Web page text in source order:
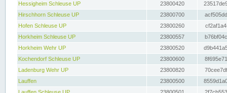
Hessigheim Schleuse UP
23800420
Hirschhorn Schleuse UP
23800700
Hofen Schleuse UP
23800260
Horkheim Schleuse UP
23800557
Horkheim Wehr UP
23800520
Kochendorf Schleuse UP
23800600
Ladenburg Wehr UP
23800820
Lauffen
23800500